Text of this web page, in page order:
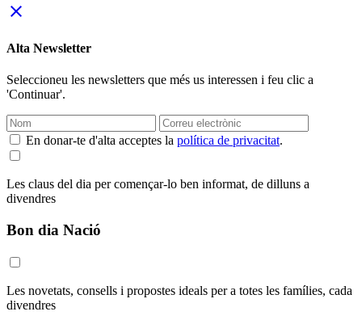
close
Alta Newsletter
Seleccioneu les newsletters que més us interessen i feu clic a
'Continuar'.
En donar-te d'alta acceptes la política de privacitat.
Les claus del dia per començar-lo ben informat, de dilluns a
divendres
Bon dia Nació
Les novetats, consells i propostes ideals per a totes les famílies, cada
divendres